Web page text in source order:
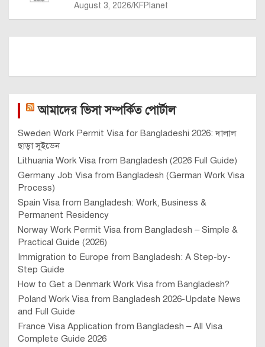
August 3, 2026 KFPlanet
আমাদের ভিসা সম্পর্কিত পোর্টাল
Sweden Work Permit Visa for Bangladeshi 2026: দালাল
ছাড়া সুইডেন
Lithuania Work Visa from Bangladesh (2026 Full Guide)
Germany Job Visa from Bangladesh (German Work Visa
Process)
Spain Visa from Bangladesh: Work, Business &
Permanent Residency
Norway Work Permit Visa from Bangladesh – Simple &
Practical Guide (2026)
Immigration to Europe from Bangladesh: A Step-by-
Step Guide
How to Get a Denmark Work Visa from Bangladesh?
Poland Work Visa from Bangladesh 2026-Update News
and Full Guide
France Visa Application from Bangladesh – All Visa
Complete Guide 2026